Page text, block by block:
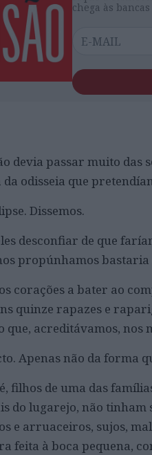
chega às
devia passar muito das
odisseia que
Dissemos.
desconfiar de que
propúnhamos
corações a bater ao
quinze rapazes e
que, acreditávamos, nos
Apenas não da forma
filhos de uma das
do lugarejo, não
e arruaceiros, sujos,
feita à boca pequena,